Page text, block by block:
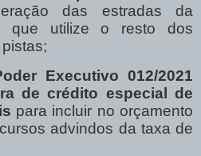
das estradas da
que utilize o resto dos
Executivo 012/2021
de crédito especial de
para incluir no orçamento
advindos da taxa de